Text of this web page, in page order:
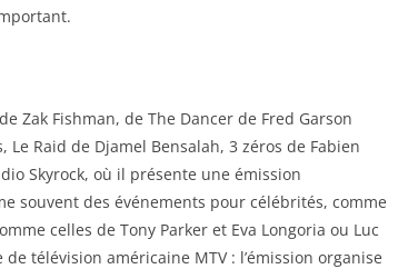
Zak Fishman, de The Dancer de Fred Garson
Raid de Djamel Bensalah, 3 zéros de Fabien
Skyrock, où il présente une émission
souvent des événements pour célébrités, comme
celles de Tony Parker et Eva Longoria ou Luc
télévision américaine MTV : l’émission organise